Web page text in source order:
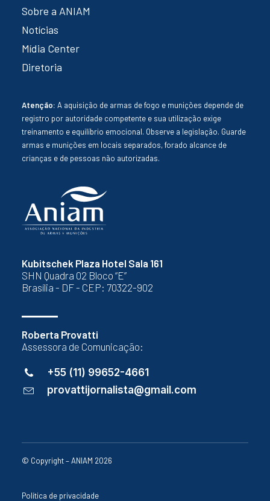
Kubitschek Plaza Hotel Sala 161
SHN Quadra 02 Bloco “E”
Brasília - DF - CEP: 70322-902
Roberta Provatti
Assessora de Comunicação:
+55 (11) 99652-4661
provattijornalista@gmail.com
Sobre a ANIAM
Notícias
Mídia Center
Diretoria
Atenção: A aquisição de armas de fogo e munições depende de
registro por autoridade competente e sua utilização exige
treinamento e equilíbrio emocional. Observe a legislação. Guarde
armas e munições em locais separados, forado alcance de
crianças e de pessoas não autorizadas.
© Copyright – ANIAM 2026
Política de privacidade